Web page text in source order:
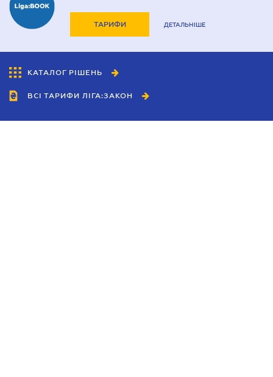
ТАРИФИ ДЕТАЛЬНІШЕ
КАТАЛОГ РІШЕНЬ
ВСІ ТАРИФИ ЛІГА:ЗАКОН